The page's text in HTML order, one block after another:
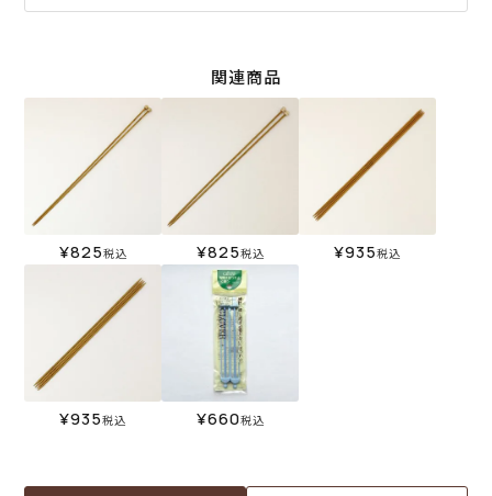
関連商品
¥825税込 ¥825税込 ¥935税込
¥935税込 ¥660税込